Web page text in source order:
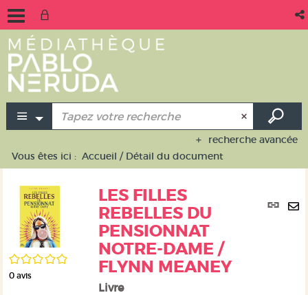
recherche avancée
Vous êtes ici : Accueil / Détail du document
/5
0 avis
LES FILLES
REBELLES DU
PENSIONNAT
NOTRE-DAME /
FLYNN MEANEY
Livre